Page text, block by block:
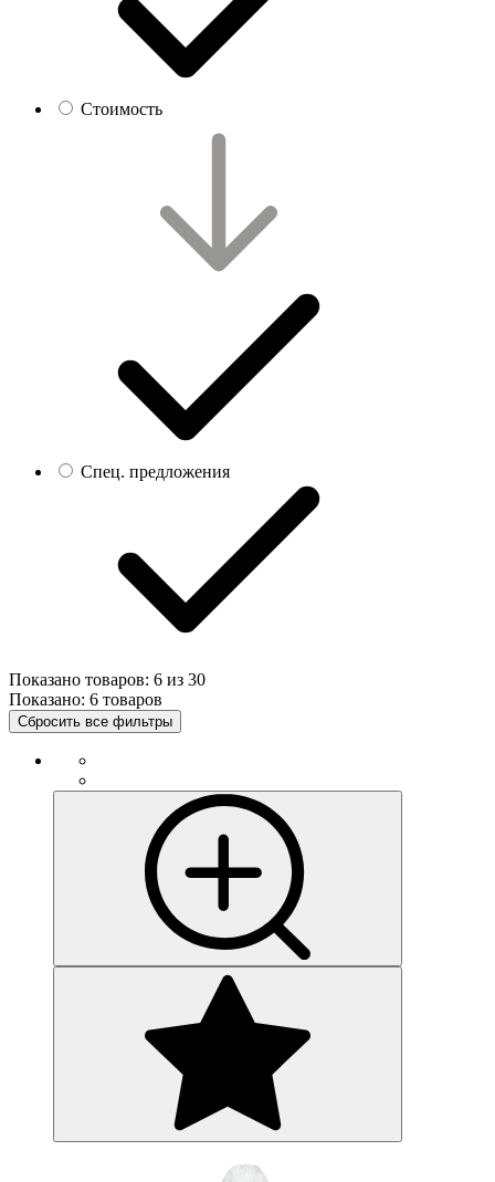
Стоимость
Спец. предложения
Показано товаров: 6 из 30
Показано: 6 товаров
Сбросить все фильтры